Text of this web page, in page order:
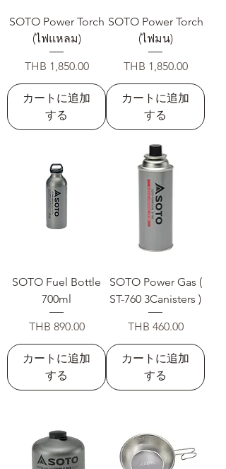
SOTO Power Torch
(ไฟแหลม)
価格
THB 1,850.00
カートに追加
する
SOTO Power Torch
(ไฟมน)
価格
THB 1,850.00
カートに追加
する
SOTO Fuel Bottle
700ml
価格
THB 890.00
カートに追加
する
SOTO Power Gas (
ST-760 3Canisters )
価格
THB 460.00
カートに追加
する